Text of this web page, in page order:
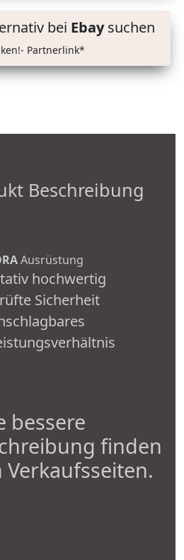
bei Ebaysuchen
Partnerlink*
Beschreibung
Ausrüstung
hochwertig
Sicherheit
bessere
finden
Verkaufsseiten.